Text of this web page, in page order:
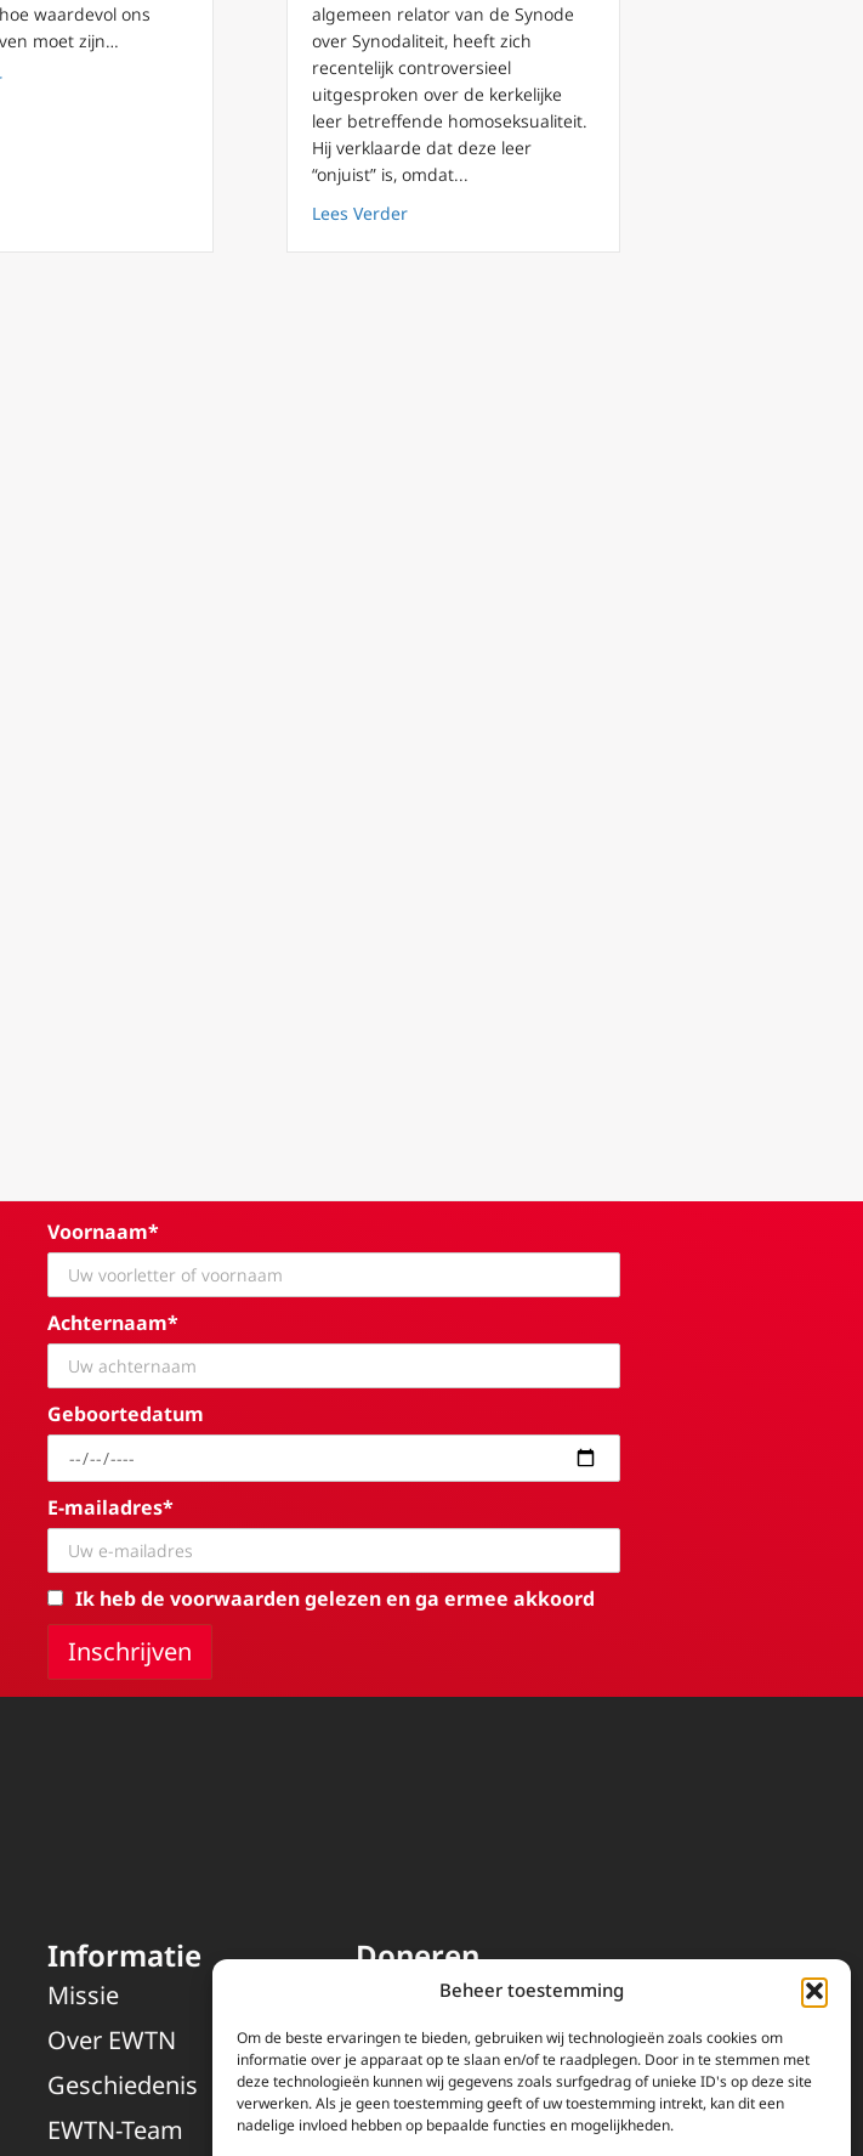
Beheer toestemming
Om de beste ervaringen te bieden, gebruiken wij technologieën zoals cookies om
informatie over je apparaat op te slaan en/of te raadplegen. Door in te stemmen met
deze technologieën kunnen wij gegevens zoals surfgedrag of unieke ID's op deze site
verwerken. Als je geen toestemming geeft of uw toestemming intrekt, kan dit een
nadelige invloed hebben op bepaalde functies en mogelijkheden.
van Pauselijke Academie voor het Leven
waardevol ons
moet zijn…
about Over de drempel van het evangelie van het leven
algemeen relator van de Synode
over Synodaliteit, heeft zich
recentelijk controversieel
uitgesproken over de kerkelijke
leer betreffende homoseksualiteit.
Hij verklaarde dat deze leer
“onjuist” is, omdat...
Lees Verderabout Kardinaal Hollerich s.j. en de ondermijning van
en voorjaarsvergadering
Voornaam*
Achternaam*
Geboortedatum
E-mailadres*
Ik heb de voorwaarden gelezen en ga ermee akkoord
Informatie
Missie
Over EWTN
Geschiedenis
EWTN-Team
Doneren
EWTN wordt uitsluitend
gefinancierd door uw donaties.
Wij ontvangen bewust geen
advertentie-inkomsten of
kerkelijke financiele